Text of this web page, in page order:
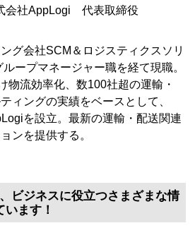
会社AppLogi 代表取締役
グ会社SCM＆ロジスティクスソリ
ープマネージャー職を経て現職。
物流効率化、数100社超の運輸・
ィングの実績をベースとして、
を設立。最新の運輸・配送関連
ンを提供する。
ビジネスに役立つさまざまな情
ます！